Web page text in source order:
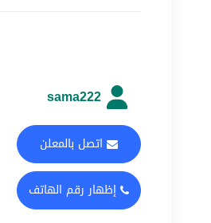
sama222
اتصل بالمعلن
إظهار رقم الهاتف